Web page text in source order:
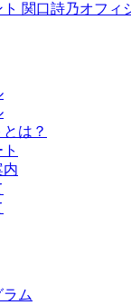
は？
内
ム